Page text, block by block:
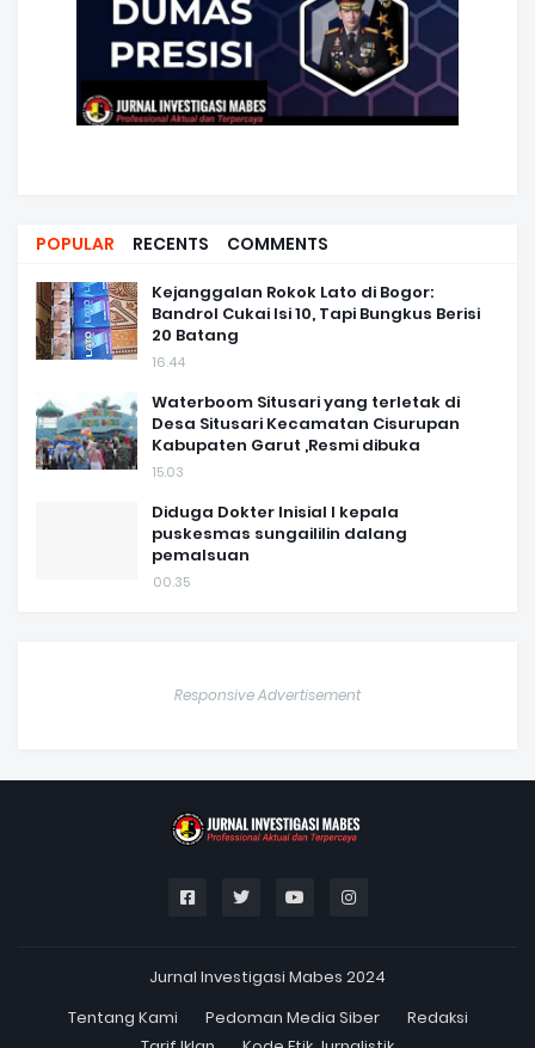
POPULAR RECENTS COMMENTS
Kejanggalan Rokok Lato di Bogor:
Bandrol Cukai Isi 10, Tapi Bungkus Berisi
20 Batang
16.44
Waterboom Situsari yang terletak di
Desa Situsari Kecamatan Cisurupan
Kabupaten Garut ,Resmi dibuka
15.03
Diduga Dokter Inisial I kepala
puskesmas sungaililin dalang
pemalsuan
00.35
Responsive Advertisement
Jurnal Investigasi Mabes 2024
Tentang Kami
Pedoman Media Siber
Redaksi